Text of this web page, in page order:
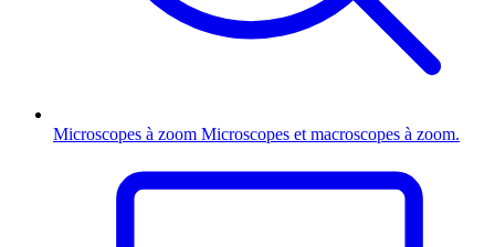
Microscopes à zoom Microscopes et macroscopes à zoom.